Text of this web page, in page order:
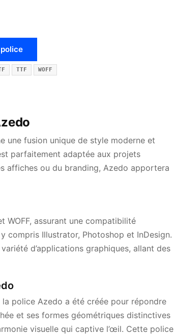
TTF WOFF
une fusion unique de style moderne et
parfaitement adaptée aux projets
affiches ou du branding, Azedo apportera
WOFF, assurant une compatibilité
compris Illustrator, Photoshop et InDesign.
d’applications graphiques, allant des
police Azedo a été créée pour répondre
et ses formes géométriques distinctives
visuelle qui captive l’œil. Cette police